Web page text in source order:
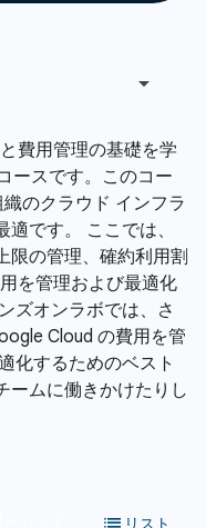
費用管理の基礎を学
ースです。このコー
のクラウド インフラ
です。 ここでは、
限の管理、確約利用割
を管理および最適化
ズオンラボでは、さ
Cloud の費用を管
化するためのベスト
ームに働きかけたりし